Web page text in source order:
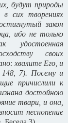
будут природы
сих творениях
закон
ибо не только
своих
хвалите Его, и
7). Посему и
причислили к
достойною
твари, и она,
песнопение